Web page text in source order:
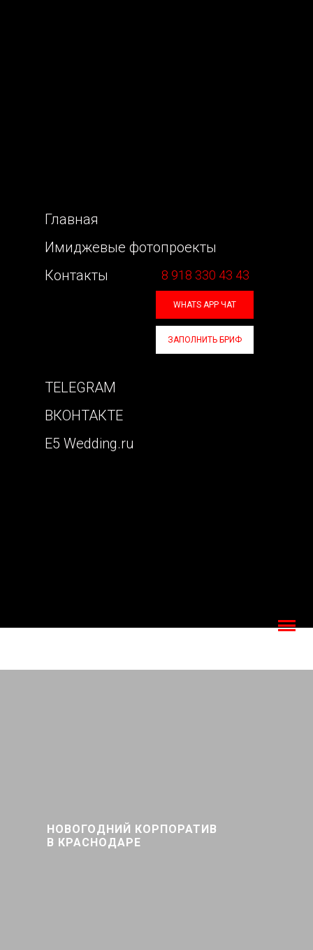
WHATS APP ЧАТ
ЗАПОЛНИТЬ БРИФ
E5 Wedding.ru
Имиджевые фотопроекты
Главная
Контакты 8 918 330 43 43
TELEGRAM
ВКОНТАКТЕ
НОВОГОДНИЙ КОРПОРАТИВ
В КРАСНОДАРЕ